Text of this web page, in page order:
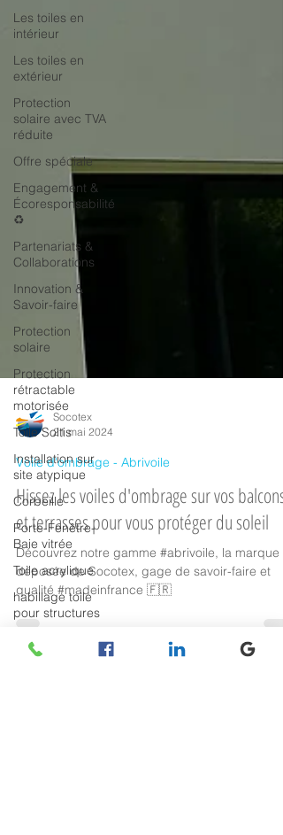
Les toiles en
intérieur
Les toiles en
extérieur
Protection
solaire avec TVA
réduite
Offre spéciale
Engagement &
Écoresponsabilité
♻️
Partenariats &
Collaborations
Innovation &
Savoir-faire
Protection
solaire
Protection
rétractable
motorisée
Toile Soltis
Installation sur
site atypique
Corbeille
Porte-Fenêtre-
Baie vitrée
Toile acrylique
habillage toile
pour structures
Rentoilage
21 mai 2024
Voile d'ombrage - Abrivoile
Hissez les voiles d'ombrage sur vos balcons
et terrasses pour vous protéger du soleil
Découvrez notre gamme #abrivoile, la marque
déposée de Socotex, gage de savoir-faire et
qualité #madeinfrance 🇫🇷